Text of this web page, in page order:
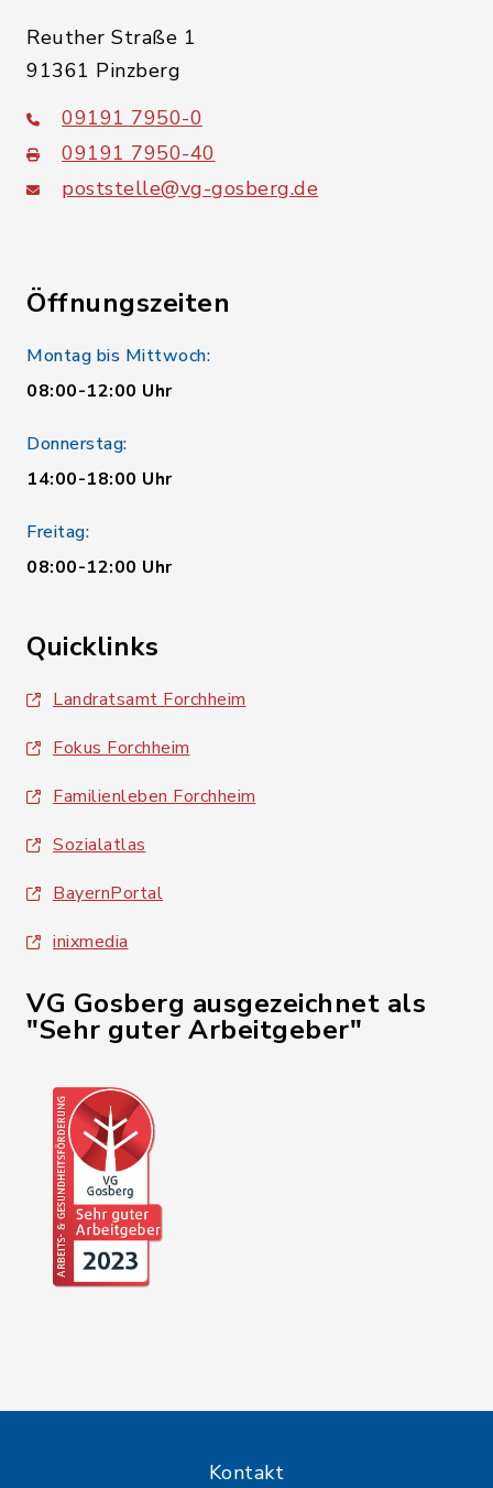
Reuther Straße 1
91361 Pinzberg
09191 7950-0
09191 7950-40
poststelle@vg-gosberg.de
Öffnungszeiten
Montag bis Mittwoch:
08:00-12:00 Uhr
Donnerstag:
14:00-18:00 Uhr
Freitag:
08:00-12:00 Uhr
Quicklinks
Landratsamt Forchheim
Fokus Forchheim
Familienleben Forchheim
Sozialatlas
BayernPortal
inixmedia
VG Gosberg ausgezeichnet als
"Sehr guter Arbeitgeber"
Kontakt